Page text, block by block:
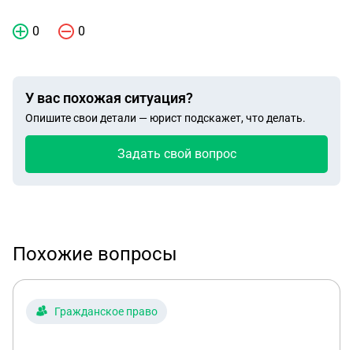
0 0
У вас похожая ситуация?
Опишите свои детали — юрист подскажет, что делать.
Задать свой вопрос
Похожие вопросы
Гражданское право